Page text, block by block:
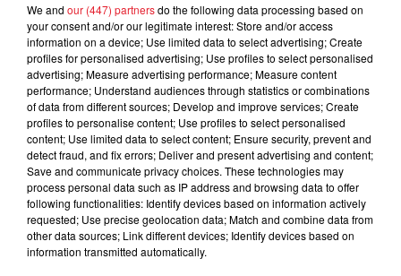
LES DERNIÈRES NEWS Voir plus
Jay-Z se bat contre la grand-mère
d'un homme prétendant être son fils
We and our (447) partnersdo the following data processing based on
your consent and/or our legitimate interest: Store and/or access
information on a device; Use limited data to select advertising; Create
profiles for personalised advertising; Use profiles to select personalised
advertising; Measure advertising performance; Measure content
performance; Understand audiences through statistics or combinations
of data from different sources; Develop and improve services; Create
profiles to personalise content; Use profiles to select personalised
content; Use limited data to select content; Ensure security, prevent and
detect fraud, and fix errors; Deliver and present advertising and content;
Save and communicate privacy choices. These technologies may
process personal data such as IP address and browsing data to offer
following functionalities: Identify devices based on information actively
requested; Use precise geolocation data; Match and combine data from
other data sources; Link different devices; Identify devices based on
information transmitted automatically.